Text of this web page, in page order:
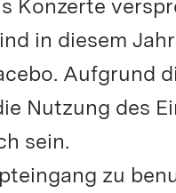
Konzerte
in diesem
Aufgrund
Nutzung des
sein.
zu